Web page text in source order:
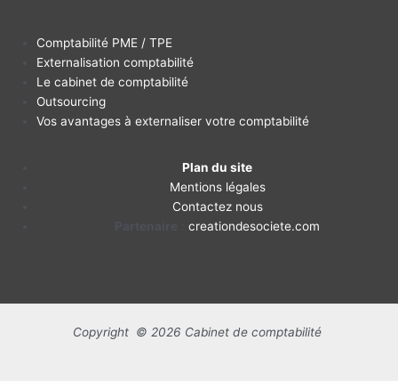
Comptabilité PME / TPE
Externalisation comptabilité
Le cabinet de comptabilité
Outsourcing
Vos avantages à externaliser votre comptabilité
Plan du site
Mentions légales
Contactez nous
:creationdesociete.com
Copyright © 2026 Cabinet de comptabilité